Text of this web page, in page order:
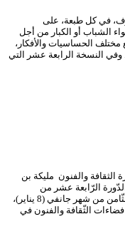
في كل طبعة، على
الشباب أو الكبار من أجل
الحساسيات والأفكار،
النسخة الرابعة عشر التي
الثقافة والفنون مليكة بن
خلال افتتاحها الدّورة الرّابعة عشر من
المهرجان الوطنيّ للمسرح المحترف، عن ترسيم الثّامن من شهر جانفي (8 يناير)،
الثّقافة والفنون في